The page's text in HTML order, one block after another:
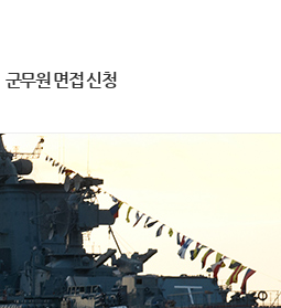
군무원 면접 신청
2026 군무원 면접 신청
2025 군무원 면접 (마감)